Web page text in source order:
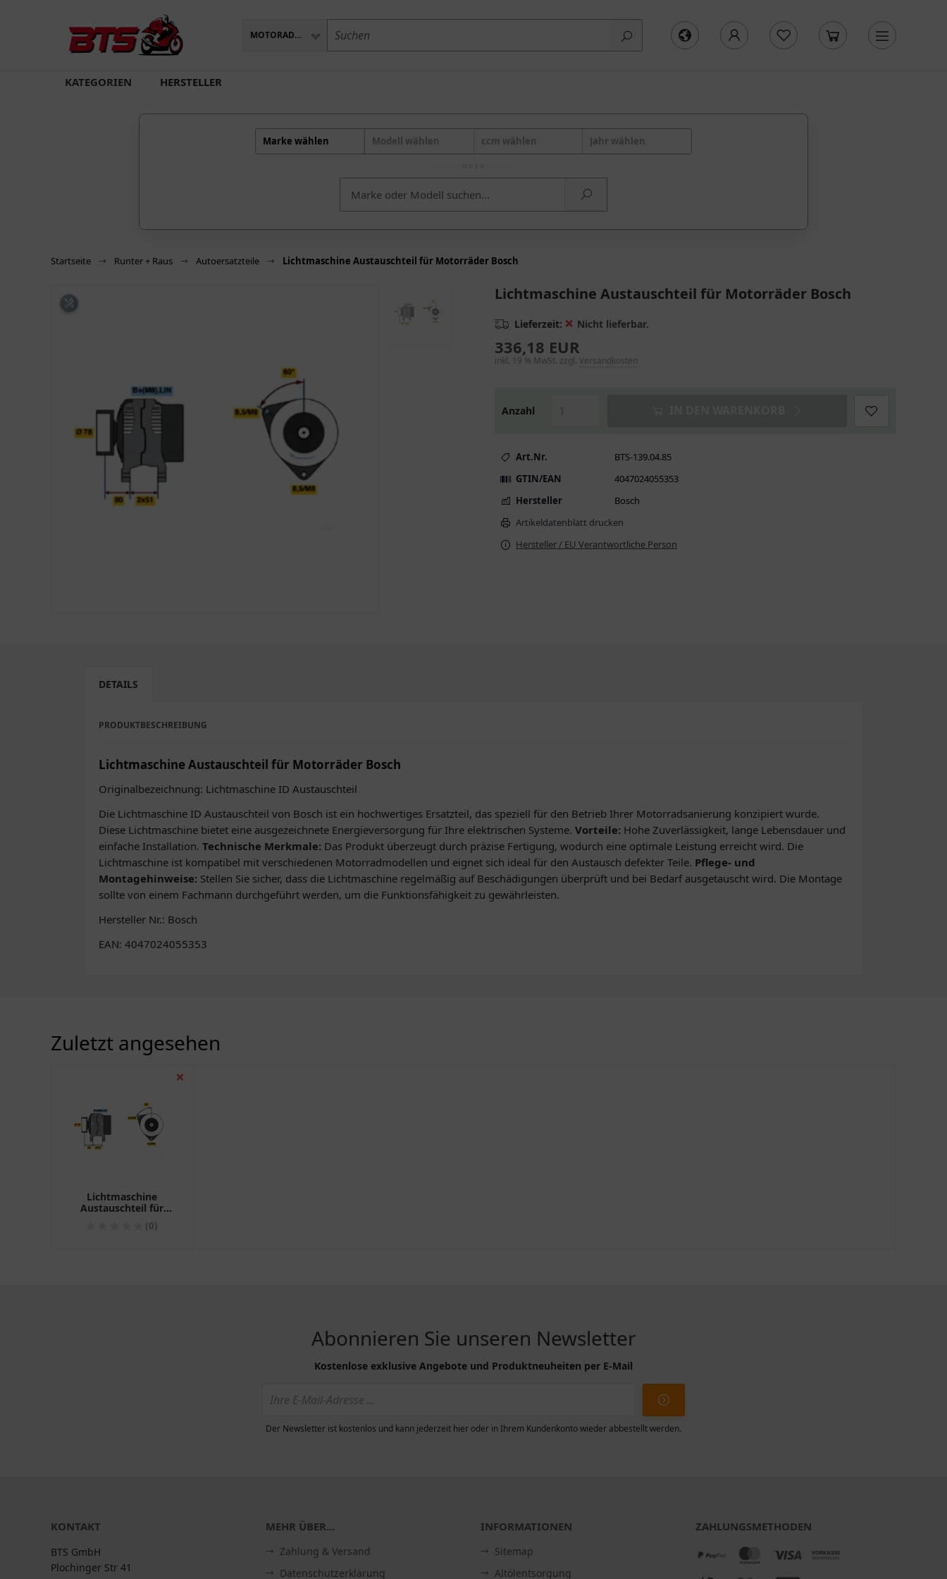
MOTORADTEILE
KATEGORIEN HERSTELLER
Marke wählen Modell wählen ccm wählen Jahr wählen
Startseite Runter + Raus Autoersatzteile Lichtmaschine Austauschteil für Motorräder Bosch
Lichtmaschine Austauschteil für Motorräder Bosch
Lieferzeit: ❌ Nicht lieferbar.
336,18 EUR
inkl. 19 % MwSt. zzgl. Versandkosten
Anzahl
Art.Nr.
BTS-139.04.85
GTIN/EAN
4047024055353
Hersteller
Bosch
Artikeldatenblatt drucken
Hersteller / EU Verantwortliche Person
DETAILS
PRODUKTBESCHREIBUNG
Lichtmaschine Austauschteil für Motorräder Bosch
Originalbezeichnung: Lichtmaschine ID Austauschteil
Die Lichtmaschine ID Austauschteil von Bosch ist ein hochwertiges Ersatzteil, das speziell für den Betrieb Ihrer Motorradsanierung konzipiert wurde.
Diese Lichtmaschine bietet eine ausgezeichnete Energieversorgung für Ihre elektrischen Systeme.Vorteile: Hohe Zuverlässigkeit, lange Lebensdauer und
einfache Installation.Technische Merkmale: Das Produkt überzeugt durch präzise Fertigung, wodurch eine optimale Leistung erreicht wird. Die
Lichtmaschine ist kompatibel mit verschiedenen Motorradmodellen und eignet sich ideal für den Austausch defekter Teile. Pflege- und
Montagehinweise: Stellen Sie sicher, dass die Lichtmaschine regelmäßig auf Beschädigungen überprüft und bei Bedarf ausgetauscht wird. Die Montage
sollte von einem Fachmann durchgeführt werden, um die Funktionsfähigkeit zu gewährleisten.
Hersteller Nr.: Bosch
EAN: 4047024055353
Zuletzt angesehen
❌
Lichtmaschine
Austauschteil für
Motorräder Bosch
(0)
Abonnieren Sie unseren Newsletter
Kostenlose exklusive Angebote und Produktneuheiten per E-Mail
Der Newsletter ist kostenlos und kann jederzeit hier oder in Ihrem Kundenkonto wieder abbestellt werden.
KONTAKT
BTS GmbH
Plochinger Str 41
MEHR ÜBER...
Zahlung & Versand
Datenschutzerklärung
INFORMATIONEN
Sitemap
Altölentsorgung
ZAHLUNGSMETHODEN